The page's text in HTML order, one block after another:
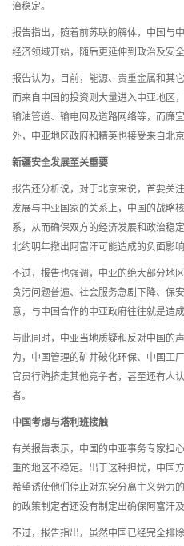
治稳定。
报告指出，随着前苏联的解体，中国与
经济领域开始，随后更延伸到政治及安全
报告认为，目前，能源、贵重金属和其
而来自中国的投资则大量进入中亚地区
输油管道、输电网及道路网络等，而廉
外，中亚地区政府和精英也接受来自北
新疆安全发展至关重要
报告还分析说，对于北京来说，首要关
发展与中亚国家的关系上，中国的战略
系，从而确保双方的经济发展和政治稳
北约明年撤出阿富汗可能造成的负面影响
不过，报告也强调，中亚的绝大部分地
贪污问题普遍、社会服务急剧下降、保
意，与中国合作的中亚政府往往就是造
与此同时，中亚当地质疑和反对中国的
为，中国管理的矿井破化环保、中国工
官员行贿挤走其他竞争者，甚至还有人
者。
中国考虑与塔利班接触
有关报告表示，中国的中亚事务专家担
重的地区不稳定。出于这种担忧，中国
希望诱使他们停止对东突分离主义势力
的政策制定者还没有制定出确保阿富汗
不过，报告指出，虽然中国已经完全排